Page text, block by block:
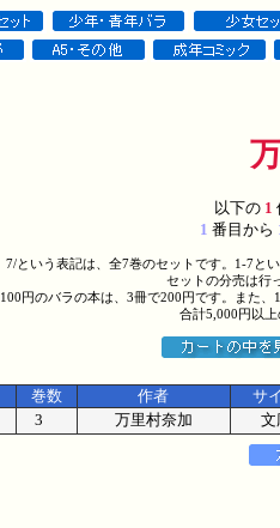
以下の1
1 番目から
7/という表記は、全7巻のセットです。1-7と
セットの分売は行
100円のバラの本は、3冊で200円です。また
合計5,000円以
巻数 作者
サ
3 万里村奈加 文